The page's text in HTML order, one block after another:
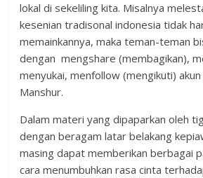
lokal di sekeliling kita. Misalnya
kesenian tradisonal indonesia tidak
memainkannya, maka teman-teman
dengan mengshare (membagikan),
menyukai, menfollow (mengikuti) akun
Manshur.
Dalam materi yang dipaparkan oleh
dengan beragam latar belakang
masing dapat memberikan berbagai
cara menumbuhkan rasa cinta